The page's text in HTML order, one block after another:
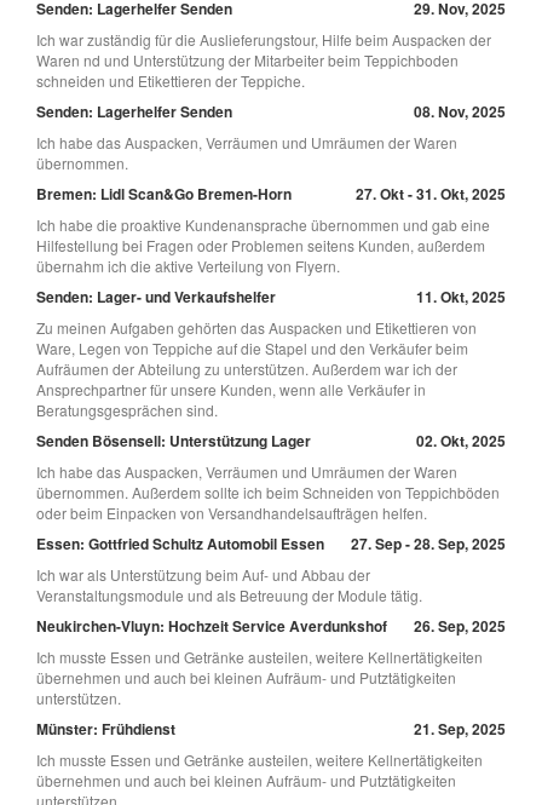
Senden: Lagerhelfer Senden 29. Nov, 2025
Ich war zuständig für die Auslieferungstour, Hilfe beim Auspacken der
Waren nd und Unterstützung der Mitarbeiter beim Teppichboden
schneiden und Etikettieren der Teppiche.
Senden: Lagerhelfer Senden 08. Nov, 2025
Ich habe das Auspacken, Verräumen und Umräumen der Waren
übernommen.
Bremen: Lidl Scan&Go Bremen-Horn 27. Okt - 31. Okt, 2025
Ich habe die proaktive Kundenansprache übernommen und gab eine
Hilfestellung bei Fragen oder Problemen seitens Kunden, außerdem
übernahm ich die aktive Verteilung von Flyern.
Senden: Lager- und Verkaufshelfer 11. Okt, 2025
Zu meinen Aufgaben gehörten das Auspacken und Etikettieren von
Ware, Legen von Teppiche auf die Stapel und den Verkäufer beim
Aufräumen der Abteilung zu unterstützen. Außerdem war ich der
Ansprechpartner für unsere Kunden, wenn alle Verkäufer in
Beratungsgesprächen sind.
Senden Bösensell: Unterstützung Lager 02. Okt, 2025
Ich habe das Auspacken, Verräumen und Umräumen der Waren
übernommen. Außerdem sollte ich beim Schneiden von Teppichböden
oder beim Einpacken von Versandhandelsaufträgen helfen.
Essen: Gottfried Schultz Automobil Essen 27. Sep - 28. Sep, 2025
Ich war als Unterstützung beim Auf- und Abbau der
Veranstaltungsmodule und als Betreuung der Module tätig.
Neukirchen-Vluyn: Hochzeit Service Averdunkshof 26. Sep, 2025
Ich musste Essen und Getränke austeilen, weitere Kellnertätigkeiten
übernehmen und auch bei kleinen Aufräum- und Putztätigkeiten
unterstützen.
Münster: Frühdienst 21. Sep, 2025
Ich musste Essen und Getränke austeilen, weitere Kellnertätigkeiten
übernehmen und auch bei kleinen Aufräum- und Putztätigkeiten
unterstützen.